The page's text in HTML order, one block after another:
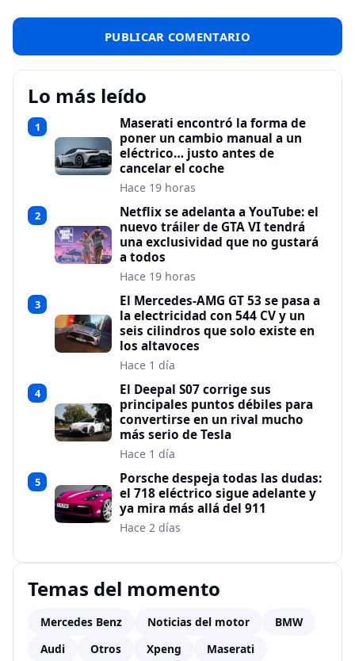
Lo más leído
1
Maserati encontró la forma de
poner un cambio manual a un
eléctrico… justo antes de
cancelar el coche
Hace 19 horas
2
Netflix se adelanta a YouTube: el
nuevo tráiler de GTA VI tendrá
una exclusividad que no gustará
a todos
Hace 19 horas
3
El Mercedes-AMG GT 53 se pasa a
la electricidad con 544 CV y un
seis cilindros que solo existe en
los altavoces
Hace 1 día
4
El Deepal S07 corrige sus
principales puntos débiles para
convertirse en un rival mucho
más serio de Tesla
Hace 1 día
5
Porsche despeja todas las dudas:
el 718 eléctrico sigue adelante y
ya mira más allá del 911
Hace 2 días
Temas del momento
Mercedes Benz Noticias del motor
BMW
Audi
Otros Xpeng Maserati